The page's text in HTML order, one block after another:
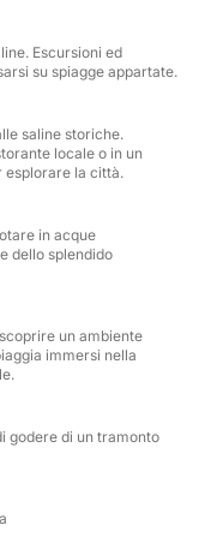
intera,
in base ai tuoi
a noi per una
relax ed
oggi stesso la
giornaliera
contanti al
Escursioni ed
su spiagge appartate.
saline storiche.
locale o in un
esplorare la città.
in acque
dello splendido
un ambiente
immersi nella
godere di un tramonto